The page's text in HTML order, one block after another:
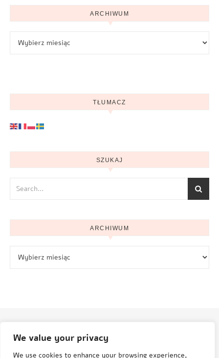
We value your privacy
We use cookies to enhance your browsing experience,
ARCHIWUM
TŁUMACZ
SZUKAJ
ARCHIWUM
© Aneta Grenda Życie i podróże